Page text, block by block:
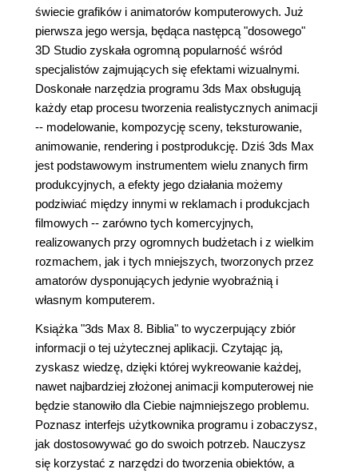
świecie grafików i animatorów komputerowych. Już
pierwsza jego wersja, będąca następcą "dosowego"
3D Studio zyskała ogromną popularność wśród
specjalistów zajmujących się efektami wizualnymi.
Doskonałe narzędzia programu 3ds Max obsługują
każdy etap procesu tworzenia realistycznych animacji
-- modelowanie, kompozycję sceny, teksturowanie,
animowanie, rendering i postprodukcję. Dziś 3ds Max
jest podstawowym instrumentem wielu znanych firm
produkcyjnych, a efekty jego działania możemy
podziwiać między innymi w reklamach i produkcjach
filmowych -- zarówno tych komercyjnych,
realizowanych przy ogromnych budżetach i z wielkim
rozmachem, jak i tych mniejszych, tworzonych przez
amatorów dysponujących jedynie wyobraźnią i
własnym komputerem.
Książka "3ds Max 8. Biblia" to wyczerpujący zbiór
informacji o tej użytecznej aplikacji. Czytając ją,
zyskasz wiedzę, dzięki której wykreowanie każdej,
nawet najbardziej złożonej animacji komputerowej nie
będzie stanowiło dla Ciebie najmniejszego problemu.
Poznasz interfejs użytkownika programu i zobaczysz,
jak dostosowywać go do swoich potrzeb. Nauczysz
się korzystać z narzędzi do tworzenia obiektów, a